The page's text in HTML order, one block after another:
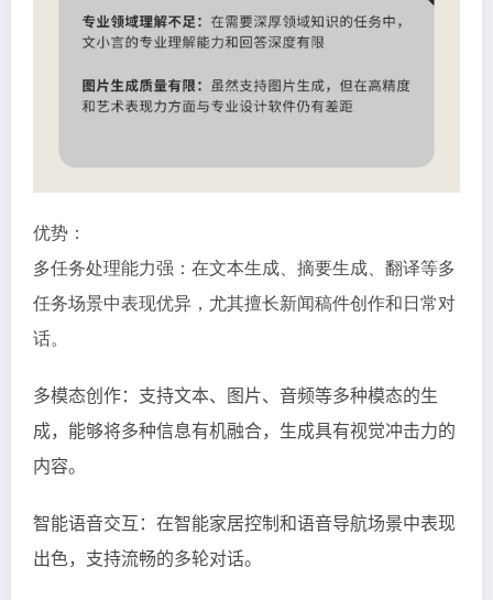
优势：
多任务处理能力强：在文本生成、摘要生成、翻译等多
任务场景中表现优异，尤其擅长新闻稿件创作和日常对
话。
多模态创作：支持文本、图片、音频等多种模态的生
成，能够将多种信息有机融合，生成具有视觉冲击力的
内容。
智能语音交互：在智能家居控制和语音导航场景中表现
出色，支持流畅的多轮对话。